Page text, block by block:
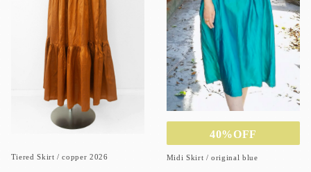
Tiered Skirt / copper 2026
40%OFF
Midi Skirt / original blue